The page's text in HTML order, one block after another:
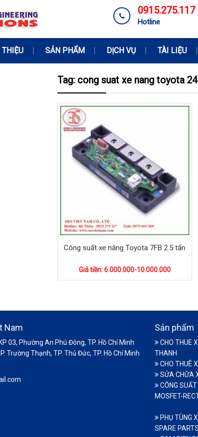
0915.275.117
Hotline
THIỆU SẢN PHẨM DỊCH VỤ TÀI LIỆU
Tag: cong suat xe nang toyota
Công suất xe nâng Toyota 7FB 2.5 tấn
Giá tiền: 6.000.000-10.000.000
Nam
03, Phường An Phú Đông, TP. Hồ Chí Minh
Trường Thạnh, TP. Thủ Đức, TP. Hồ Chí Minh
Sản phẩm
CHO THUE
THANH
CHO THUÊ
SỬA CHỮA
CÔNG
MOSFET-
PHỤ TÙNG
SPARE PARTS